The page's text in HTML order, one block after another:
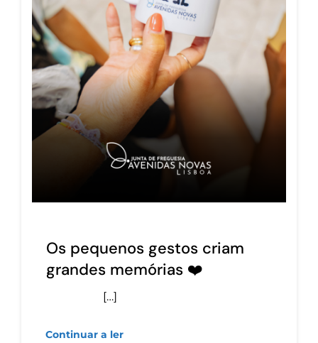
Os pequenos gestos criam
grandes memórias ❤️
[…]
Continuar a ler